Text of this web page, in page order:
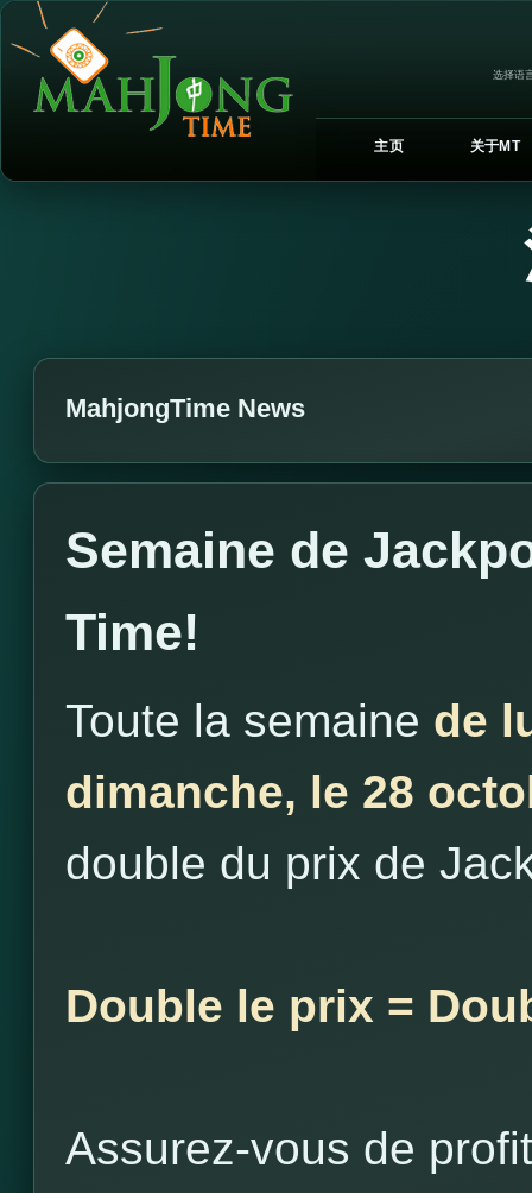
选择语
主页 关于MT
MahjongTime News
Semaine de
Time!
Toute la semaine de
dimanche, le 28
double du prix de
Double le prix =
Assurez-vous de